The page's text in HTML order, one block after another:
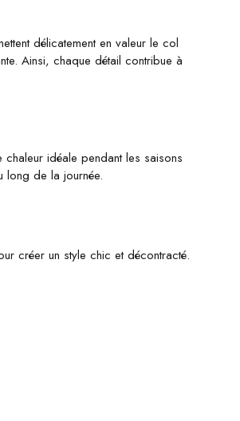
délicatement en valeur le col
Ainsi, chaque détail contribue à
idéale pendant les saisons
long de la journée.
créer un style chic et décontracté.